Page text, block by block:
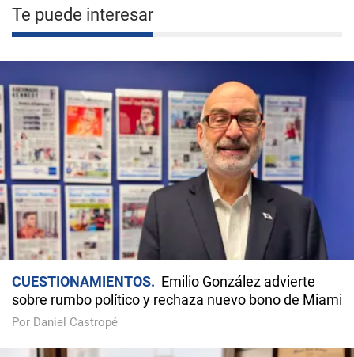
Te puede interesar
CUESTIONAMIENTOS
Emilio González advierte
sobre rumbo político y rechaza nuevo bono de Miami
Por Daniel Castropé